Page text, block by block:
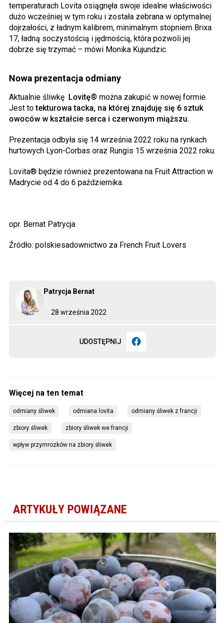
28 września 2022
Patrycja Bernat
UDOSTĘPNIJ
temperaturach Lovita osiągnęła swoje idealne właściwości
dużo wcześniej w tym roku i została zebrana w optymalnej
dojrzałości, z ładnym kalibrem, minimalnym stopniem Brixa
17, ładną soczystością i jędrnością, która pozwoli jej
dobrze się trzymać – mówi Monika Kujundzic.
Nowa prezentacja odmiany
Aktualnie śliwkę Lovitę® można zakupić w nowej formie.
Jest totekturowa tacka, na której znajduję się 6 sztuk
owoców w kształcie serca i czerwonym miąższu.
Prezentacja odbyła się 14 września 2022 roku na rynkach
hurtowych Lyon-Corbas oraz Rungis 15 września 2022 roku.
Lovita® będzie również prezentowana na Fruit Attraction w
Madrycie od 4 do 6 października.
opr. Bernat Patrycja
Źródło: polskiesadownictwo za French Fruit Lovers
odmiany śliwek odmiana lovita odmiany śliwek z francji
zbiory śliwek zbiory śliwek we francji
wpływ przymrozków na zbiory śliwek
ARTYKUŁY POWIĄZANE